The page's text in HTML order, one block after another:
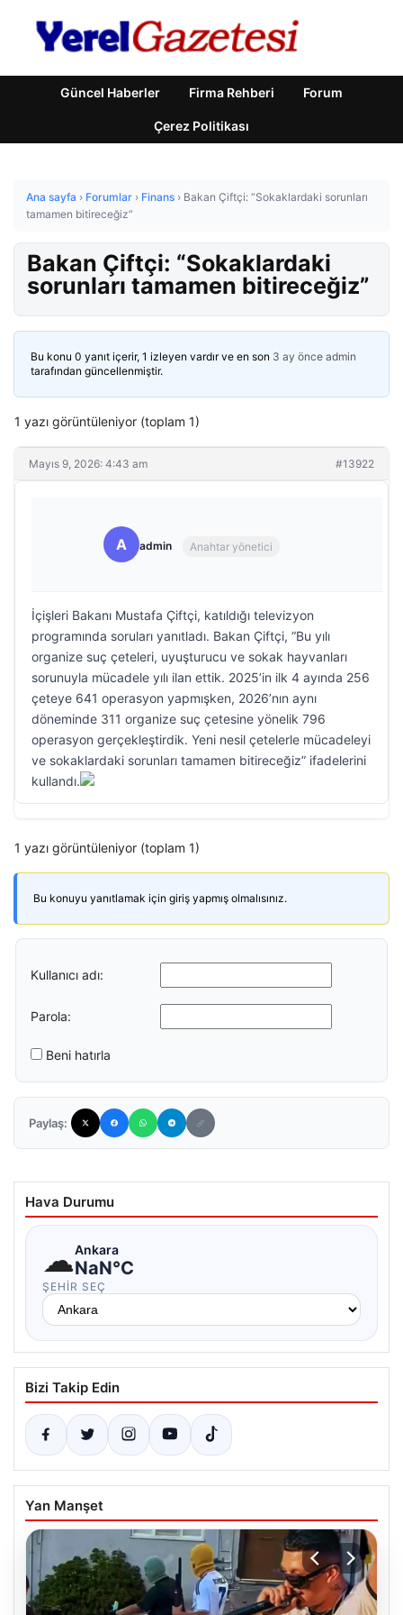
Güncel Haberler Firma Rehberi Forum
Çerez Politikası
Ana sayfa › Forumlar › Finans › Bakan Çiftçi: “Sokaklardaki sorunları
tamamen bitireceğiz”
Bakan Çiftçi: “Sokaklardaki
sorunları tamamen bitireceğiz”
Bu konu 0 yanıt içerir, 1 izleyen vardır ve en son 3 ay önce admin
tarafından güncellenmiştir.
1 yazı görüntüleniyor (toplam 1)
Mayıs 9, 2026: 4:43 am #13922
A admin Anahtar yönetici
İçişleri Bakanı Mustafa Çiftçi, katıldığı televizyon
programında soruları yanıtladı. Bakan Çiftçi, “Bu yılı
organize suç çeteleri, uyuşturucu ve sokak hayvanları
sorunuyla mücadele yılı ilan ettik. 2025’in ilk 4 ayında 256
çeteye 641 operasyon yapmışken, 2026’nın aynı
döneminde 311 organize suç çetesine yönelik 796
operasyon gerçekleştirdik. Yeni nesil çetelerle mücadeleyi
ve sokaklardaki sorunları tamamen bitireceğiz” ifadelerini
kullandı.
1 yazı görüntüleniyor (toplam 1)
Bu konuyu yanıtlamak için giriş yapmış olmalısınız.
Kullanıcı adı:
Parola:
Beni hatırla
Paylaş:
Hava Durumu
☁Ankara
NaN°C
ŞEHIR SEÇ
Bizi Takip Edin
Yan Manşet